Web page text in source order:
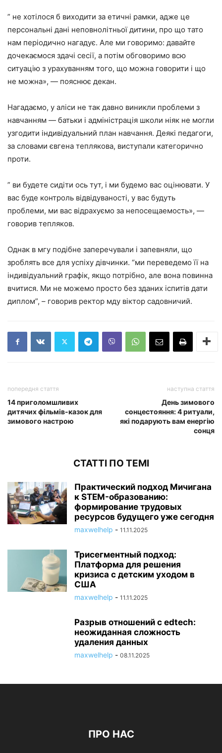
” не хотілося б виходити за етичні рамки, адже це
персональні дані неповнолітньої дитини, про що тато
нам періодично нагадує. Але ми говоримо: давайте
дочекаємося здачі сесії, а потім обговоримо всю
ситуацію з урахуванням того, що можна говорити і що
не можна», — пояснює декан.
Нагадаємо, у аліси не так давно виникли проблеми з
навчанням — батьки і адміністрація школи ніяк не могли
узгодити індивідуальний план навчання. Деякі педагоги,
за словами євгена теплякова, виступали категорично
проти.
” ви будете сидіти ось тут, і ми будемо вас оцінювати. У
вас буде контроль відвідуваності, у вас будуть
проблеми, ми вас відрахуємо за непосещаемость», —
говорив тепляков.
Однак в мгу подібне заперечували і запевняли, що
зроблять все для успіху дівчинки. “ми переведемо її на
індивідуальний графік, якщо потрібно, але вона повинна
вчитися. Ми не можемо просто без зданих іспитів дати
диплом”, – говорив ректор мду віктор садовничий.
попередня стаття
14 приголомшливих
дитячих фільмів-казок для
зимового настрою
наступна стаття
День зимового
сонцестояння: 4 ритуали,
які подарують вам енергію
сонця
СТАТТІ ПО ТЕМІ
Практический подход Мичигана
к STEM-образованию:
формирование трудовых
ресурсов будущего уже сегодня
maxwelhelp - 11.11.2025
Трисегментный подход:
Платформа для решения
кризиса с детским уходом в
США
maxwelhelp - 11.11.2025
Разрыв отношений с edtech:
неожиданная сложность
удаления данных
maxwelhelp - 08.11.2025
ПРО НАС